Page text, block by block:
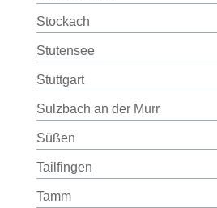
Stockach
Stutensee
Stuttgart
Sulzbach an der Murr
Süßen
Tailfingen
Tamm